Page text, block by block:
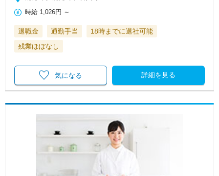
時給 1,026円 ～
退職金 通勤手当
18時までに退社可能
残業ほぼなし
詳細を見る
気になる